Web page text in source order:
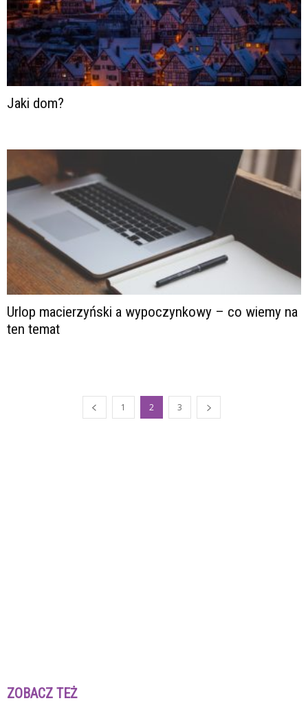
Jaki dom?
Urlop macierzyński a wypoczynkowy – co wiemy na
ten temat
1 2 3
ZOBACZ TEŻ